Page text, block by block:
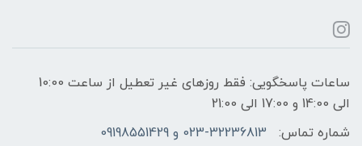
ساعات پاسخگویی: فقط روزهای غیر تعطیل از ساعت 10:00
الی 14:00 و 17:00 الی 21:00
شماره تماس:
023-32236813 و 09198551429